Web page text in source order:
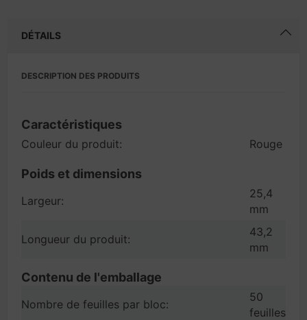
DÉTAILS
DESCRIPTION DES PRODUITS
Caractéristiques
Couleur du produit: Rouge
Poids et dimensions
Largeur:
25,4
mm
Longueur du produit:
43,2
mm
Contenu de l'emballage
Nombre de feuilles par bloc:
50
feuilles